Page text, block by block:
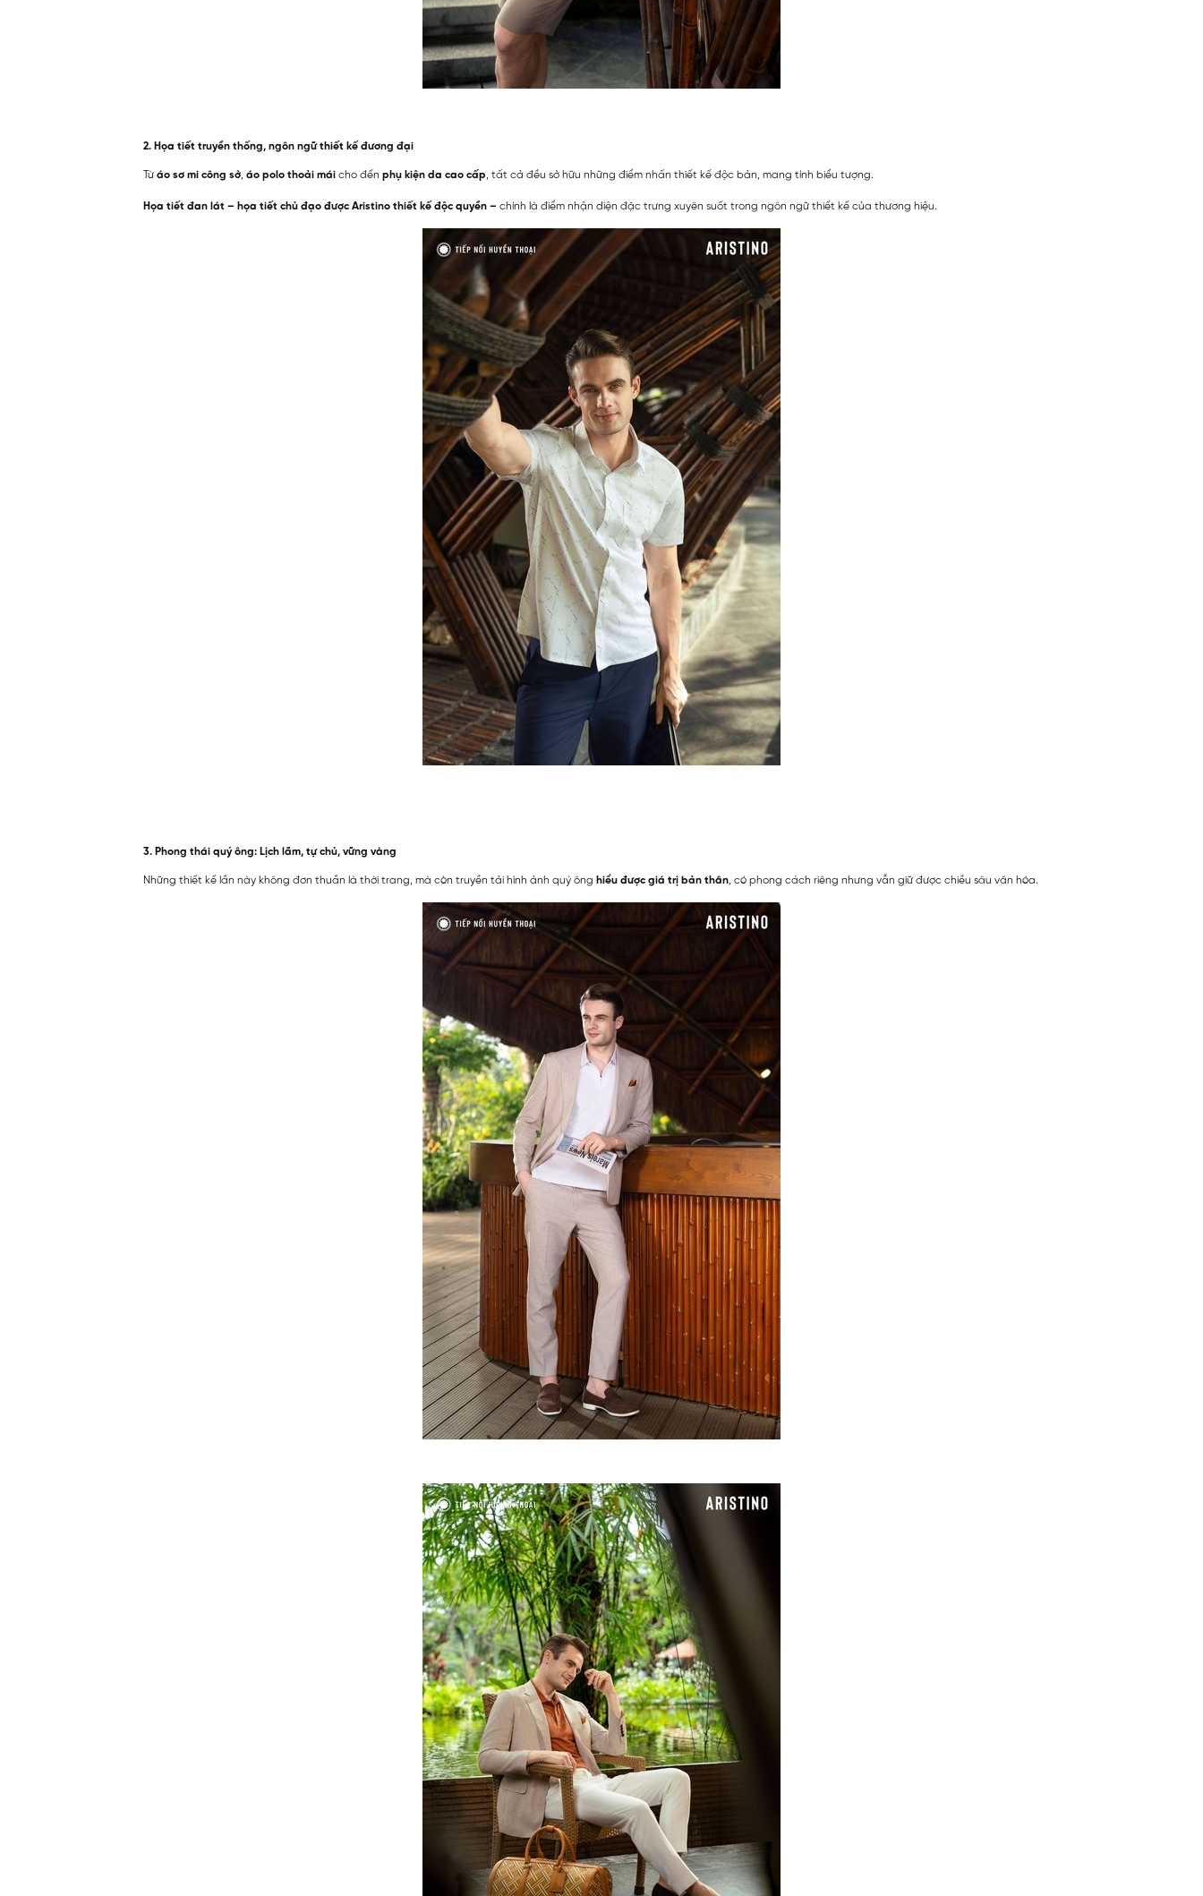
2. Họa tiết truyền thống, ngôn ngữ thiết kế đương đại
Từ áo sơ mi công sở, áo polo thoải mái cho đến phụ kiện da cao cấp, tất cả đều sở hữu những điểm nhấn thiết kế độc bản, mang tính biểu tượng.
Họa tiết đan lát – họa tiết chủ đạo được Aristino thiết kế độc quyền – chính là điểm nhận diện đặc trưng xuyên suốt trong ngôn ngữ thiết kế của thương hiệu.
3. Phong thái quý ông: Lịch lãm, tự chủ, vững vàng
Những thiết kế lần này không đơn thuần là thời trang, mà còn truyền tải hình ảnh quý ông hiểu được giá trị bản thân, có phong cách riêng nhưng vẫn giữ được chiều sâu văn hóa.